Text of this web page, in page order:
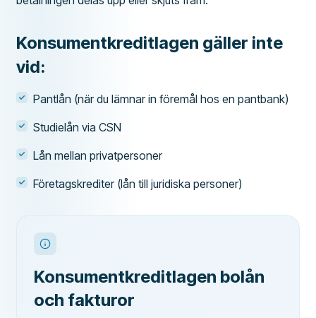
Konsumentkreditlagen gäller inte
vid:
Pantlån (när du lämnar in föremål hos en pantbank)
Studielån via CSN
Lån mellan privatpersoner
Företagskrediter (lån till juridiska personer)
Konsumentkreditlagen bolån
och fakturor